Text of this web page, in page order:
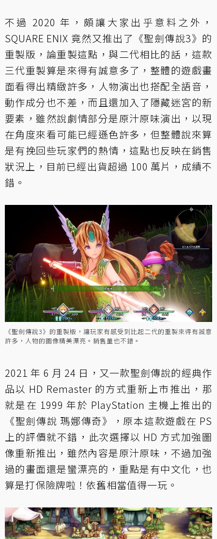
不過 2020 年，頗讓大家出乎意料之外，
SQUARE ENIX 竟然又推出了《聖劍傳說3》的
重製版，論重製這點，與二代相比的話，這款
三代重製算是來得有誠意多了，整體的遊戲畫
面看得出精緻許多，人物演出也搭配全語音，
動作成分也不差，而且還加入了隱藏迷宮的新
要素，雖然說劇情部分是原汁原味演出，以現
在角度來看可能已經遜色許多，但整體說來算
是有挽回些玩家們的熱情，這點也反映在銷售
狀況上，目前已經出貨超過 100 萬片，成績不
錯。
《聖劍傳說3》的重製版，讓玩家有感受到比起二代的重製來得有誠意
許多，人物的圖像精美漂亮。銷售量也不錯。
2021 年 6 月 24 日，又一款聖劍傳說的經典作
品以 HD Remaster 的方式重新上市推出，那
就是在 1999 年於 PlayStation 主機上推出的
《聖劍傳說 瑪娜傳奇》，原本這款遊戲在 PS
上的評價就不錯，此次選擇以 HD 方式加強圖
像重新推出，雖然內容是原汁原味，不過加強
過的畫面還是蠻漂亮的，重點是有中文化，也
算是打保險牌啦！依舊相當值得一玩。